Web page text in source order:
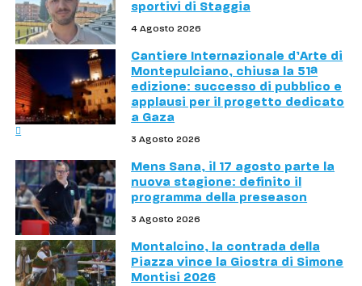
sportivi di Staggia
4 Agosto 2026
Cantiere Internazionale d’Arte di
Montepulciano, chiusa la 51ª
edizione: successo di pubblico e
applausi per il progetto dedicato
a Gaza
3 Agosto 2026
Mens Sana, il 17 agosto parte la
nuova stagione: definito il
programma della preseason
3 Agosto 2026
Montalcino, la contrada della
Piazza vince la Giostra di Simone
Montisi 2026